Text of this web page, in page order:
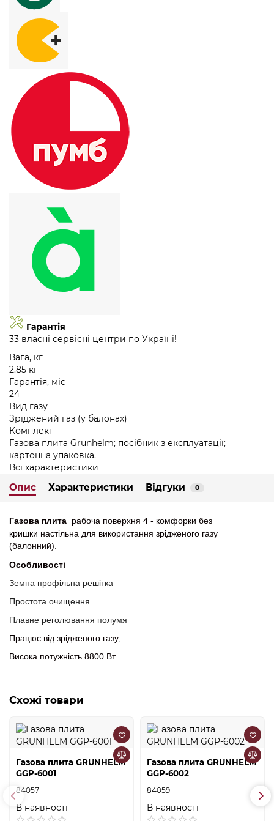
Гарантія
33 власні сервісні центри по Україні!
Вага, кг
2.85 кг
Гарантія, міс
24
Вид газу
Зріджений газ (у балонах)
Комплект
Газова плита Grunhelm; посібник з експлуатації;
картонна упаковка.
Всі характеристики
Опис Характеристики Відгуки 0
Газова плита рабоча поверхня 4 - комфорки без
кришки настільна для використання зрідженого газу
(балонний).
Особливості
Земна профільна решітка
Простота очищення
Плавне реголювання полумя
Працює від зрідженого газу;
Висока потужність 8800 Вт
Схожі товари
Газова плита GRUNHELM
GGP-6001
84057
В наявності
Газова плита GRUNHELM
GGP-6002
84059
В наявності